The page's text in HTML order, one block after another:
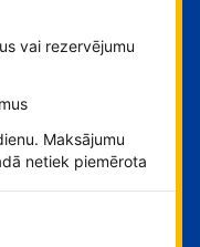
vai rezervējumu
Maksājumu
netiek piemērota